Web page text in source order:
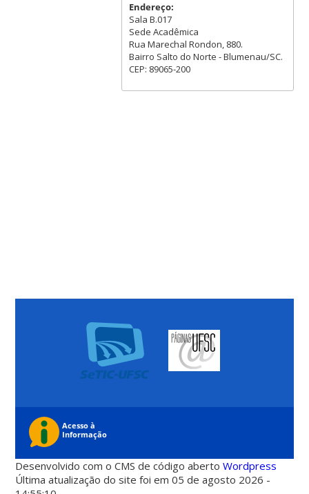
Endereço:
Sala B.017
Sede Acadêmica
Rua Marechal Rondon, 880.
Bairro Salto do Norte - Blumenau/SC.
CEP: 89065-200
Desenvolvido com o CMS de código abertoWordpress
Última atualização do site foi em 05 de agosto 2026 -